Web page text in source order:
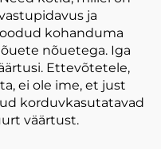
ja
kohanduma
nõuetega. Iga
Ettevõtetele,
ei ole ime, et just
korduvkasutatavad
väärtust.